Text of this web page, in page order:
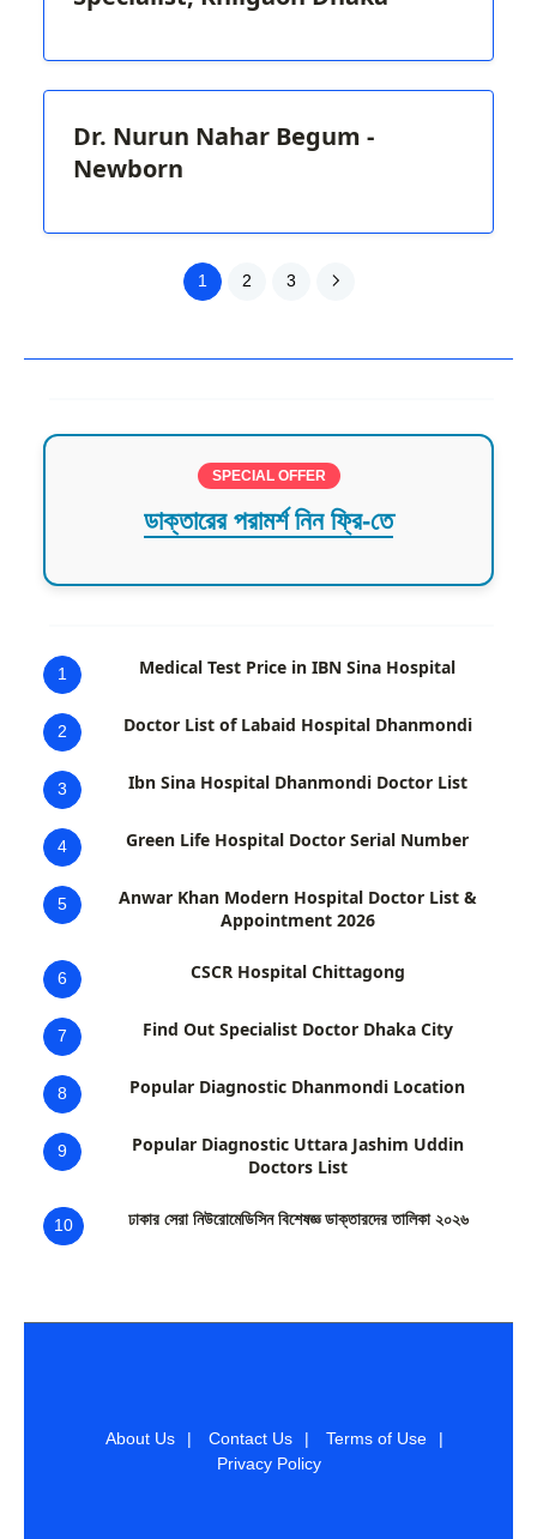
Dr. Nurun Nahar Begum -
Newborn
1 2 3
SPECIAL OFFER
ডাক্তারের পরামর্শ নিন ফ্রি-তে
1 Medical Test Price in IBN Sina Hospital
2 Doctor List of Labaid Hospital Dhanmondi
3 Ibn Sina Hospital Dhanmondi Doctor List
4 Green Life Hospital Doctor Serial Number
5
Anwar Khan Modern Hospital Doctor List &
Appointment 2026
6 CSCR Hospital Chittagong
7 Find Out Specialist Doctor Dhaka City
8 Popular Diagnostic Dhanmondi Location
9
Popular Diagnostic Uttara Jashim Uddin
Doctors List
10 ঢাকার সেরা নিউরোমেডিসিন বিশেষজ্ঞ ডাক্তারদের তালিকা ২০২৬
About Us | Contact Us | Terms of Use
|
Privacy Policy